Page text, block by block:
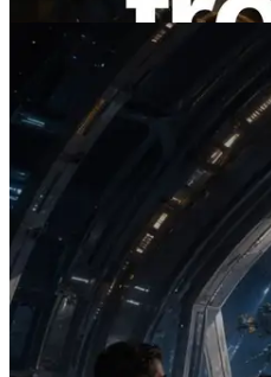
2026.07.04
ERPC เปิดตัว